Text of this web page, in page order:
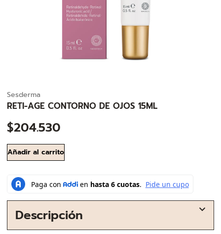
Sesderma
RETI-AGE CONTORNO DE OJOS 15ML
$204.530
Añadir al carrito
Descripción